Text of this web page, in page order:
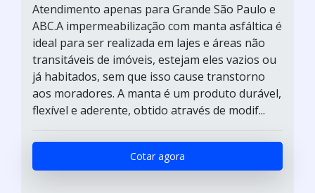
Atendimento apenas para Grande São Paulo e
ABC.A impermeabilização com manta asfáltica é
ideal para ser realizada em lajes e áreas não
transitáveis de imóveis, estejam eles vazios ou
já habitados, sem que isso cause transtorno
aos moradores. A manta é um produto durável,
flexível e aderente, obtido através de modif...
Cotar agora